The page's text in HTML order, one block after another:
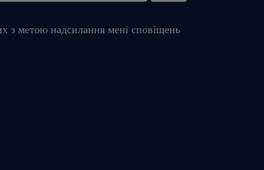
з метою надсилання мені сповіщень